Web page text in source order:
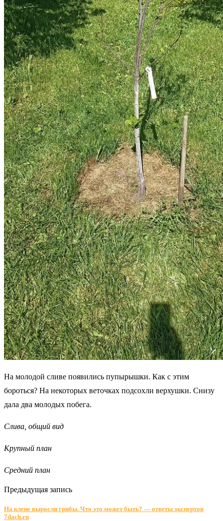
На молодой сливе появились пупырышки. Как с этим
бороться? На некоторых веточках подсохли верхушки. Снизу
дала два молодых побега.
Слива, общий вид
Крупный план
Средний план
Предыдущая запись
На клене выросли грибы. Что это может быть? — ответы экспертов
7dach.ru